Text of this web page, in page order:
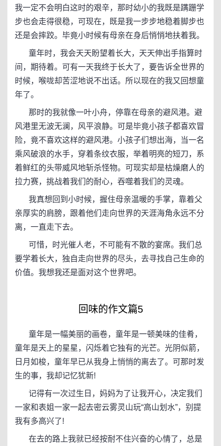
我一定不会明白这时的艰辛，那时幼小的我既是蹒跚学
步也会走得很稳，可现在，既是我一步步地稳着脚步也
还是会摔跤。毕竟小时候有母亲在身后悄悄地扶着我。
童年时，我会天天盼望着长大，天天伸出手指算时
间，期待着。可有一天我终于长大了，要告诉全世界的
时候，喉咙却苦涩地说不出话。所以现在的我又回想童
年了。
那时的我就像一叶小舟，停靠在母亲的避风港。避
风港里无波无澜，风平浪静。可是毕竟小孩子都喜欢冒
险，竟不喜欢这样的避风港。小孩子们想出海，当一名
乘风破浪的水手，穿着条纹衣服，举着明亮的短刀，系
着鲜红的头带威风地斩杀怪物。可现实却是枯燥磨人的
拉力赛，挑战着我们的耐心，吞噬着我们的灵魂。
我真想回到小时候，握住母亲温暖的手掌，靠着父
亲厚实的肩膀，跟着他们走向世界的天涯海角永远不分
离，一直走下去。
可惜，时光催人老，不可能有不散的宴席。我们总
要学着长大，独自走向世界的尽头，去寻找自己生命的
价值。我想我还是面对这个世界吧。
回味的作文篇5
童年是一幅美丽的画卷，童年是一顿美味的佳肴，
童年是天上的星星，闪烁着它独有的光芒。光阴似箭，
日月如梭，童年早已从我身上悄悄的离去了。可那时发
生的事，我却记忆犹新!
记得有一次过生日，妈妈为了让我开心，决定我们
一家和表姐一家一起去密云雾灵山玩“高山划水”，别提
我有多高兴了!
在去的路上我就已经按耐不住兴奋的心情了，总是